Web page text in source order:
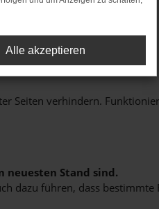
Seiten verhindern.
neuesten Stand sind.
dazu führen, dass
Alle akzeptieren